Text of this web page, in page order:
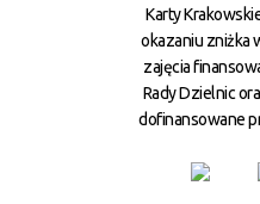
Karty
okazaniu zniżka
zajęcia
Rady Dzielnic
dofinansowane